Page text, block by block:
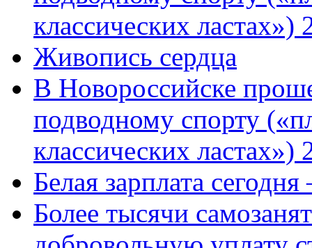
классических
Живопись сердца
В Новороссийске
подводному спорту
классических ластах»)
Белая зарплата
Более тысячи